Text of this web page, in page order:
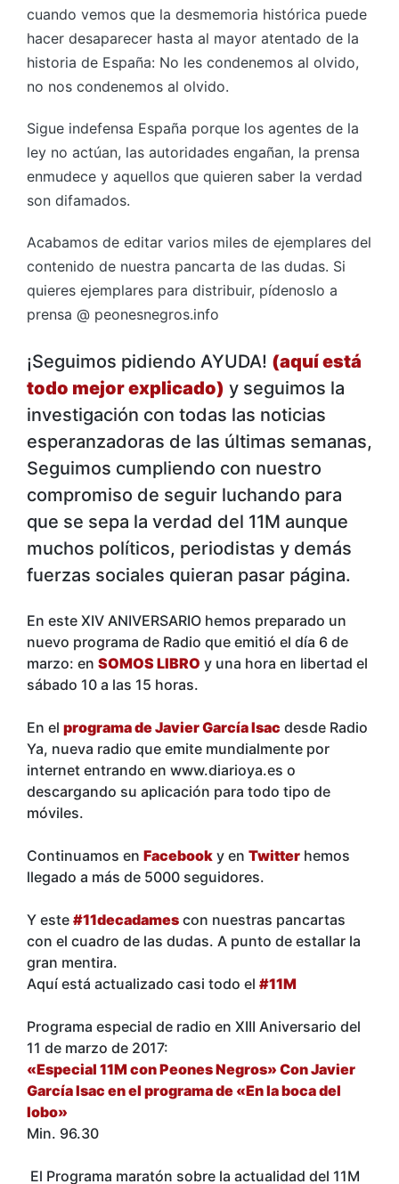
cuando vemos que la desmemoria histórica puede
hacer desaparecer hasta al mayor atentado de la
historia de España: No les condenemos al olvido,
no nos condenemos al olvido.
Sigue indefensa España porque los agentes de la
ley no actúan, las autoridades engañan, la prensa
enmudece y aquellos que quieren saber la verdad
son difamados.
Acabamos de editar varios miles de ejemplares del
contenido de nuestra pancarta de las dudas. Si
quieres ejemplares para distribuir, pídenoslo a
prensa @ peonesnegros.info
¡Seguimos pidiendo AYUDA! (aquí está
todo mejor explicado) y seguimos la
investigación con todas las noticias
esperanzadoras de las últimas semanas,
Seguimos cumpliendo con nuestro
compromiso de seguir luchando para
que se sepa la verdad del 11M aunque
muchos políticos, periodistas y demás
fuerzas sociales quieran pasar página.
En este XIV ANIVERSARIO hemos preparado un
nuevo programa de Radio que emitió el día 6 de
marzo: en SOMOS LIBRO y una hora en libertad el
sábado 10 a las 15 horas.
En el programa de Javier García Isac desde Radio
Ya, nueva radio que emite mundialmente por
internet entrando en www.diarioya.es o
descargando su aplicación para todo tipo de
móviles.
Continuamos en Facebook y en Twitter hemos
llegado a más de 5000 seguidores.
Y este #11decadames con nuestras pancartas
con el cuadro de las dudas. A punto de estallar la
gran mentira.
Aquí está actualizado casi todo el #11M
Programa especial de radio en XIII Aniversario del
11 de marzo de 2017:
«Especial 11M con Peones Negros» Con Javier
García Isac en el programa de «En la boca del
lobo»
Min. 96.30
El Programa maratón sobre la actualidad del 11M